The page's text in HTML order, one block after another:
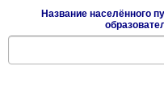
Название населённого